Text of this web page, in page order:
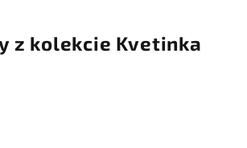
z kolekcie Kvetinka